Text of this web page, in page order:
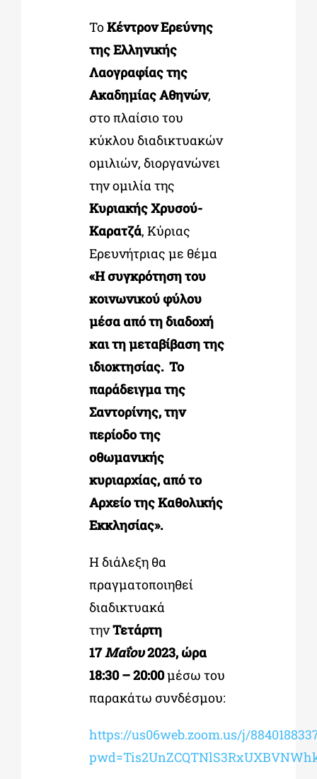
ΕΚΠΑΙΔΕΥΤΙΚΑ ΙΔΡΥΜΑΤΑ
ΠΟΛΙΤΙΣΤΙΚΟΙ ΦΟΡΕΙΣ
ΤοΚέντρον Ερεύνης
της Ελληνικής
Λαογραφίας της
Ακαδημίας Αθηνών,
στο πλαίσιο του
κύκλου διαδικτυακών
ομιλιών, διοργανώνει
την ομιλία της
Κυριακής Χρυσού-
Καρατζά, Κύριας
Ερευνήτριας με θέμα
«Η συγκρότηση του
κοινωνικού φύλου
μέσα από τη διαδοχή
και τη μεταβίβαση της
ιδιοκτησίας. Το
παράδειγμα της
Σαντορίνης, την
περίοδο της
οθωμανικής
κυριαρχίας, από το
Αρχείο της Καθολικής
Εκκλησίας».
H διάλεξη θα
πραγματοποιηθεί
διαδικτυακά
τηνΤετάρτη
17Μαΐου2023, ώρα
18:30 – 20:00μέσω του
παρακάτω συνδέσμου:
https://us06web.zoom.us/j/